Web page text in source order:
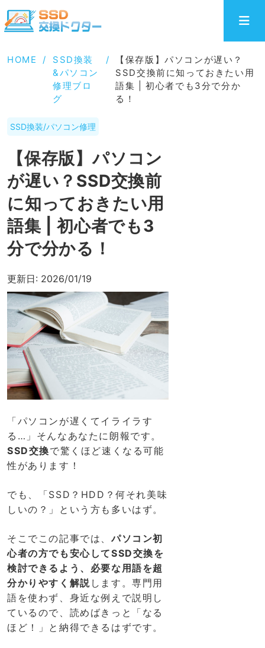
HOME /
SSD換装
&パソコン
修理ブロ
グ
/
【保存版】パソコンが遅い？
SSD交換前に知っておきたい用
語集 | 初心者でも3分で分か
る！
SSD換装/パソコン修理
【保存版】パソコン
が遅い？SSD交換前
に知っておきたい用
語集 | 初心者でも3
分で分かる！
更新日: 2026/01/19
「パソコンが遅くてイライラす
る…」そんなあなたに朗報です。
SSD交換で驚くほど速くなる可能
性があります！
でも、「SSD？HDD？何それ美味
しいの？」という方も多いはず。
そこでこの記事では、パソコン初
心者の方でも安心してSSD交換を
検討できるよう、必要な用語を超
分かりやすく解説 します。専門用
語を使わず、身近な例えで説明し
ているので、読めばきっと「なる
ほど！」と納得できるはずです。